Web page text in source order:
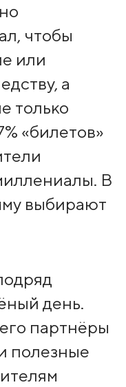
чтобы
или
а
только
«билетов»
В
выбирают
день.
партнёры
полезные